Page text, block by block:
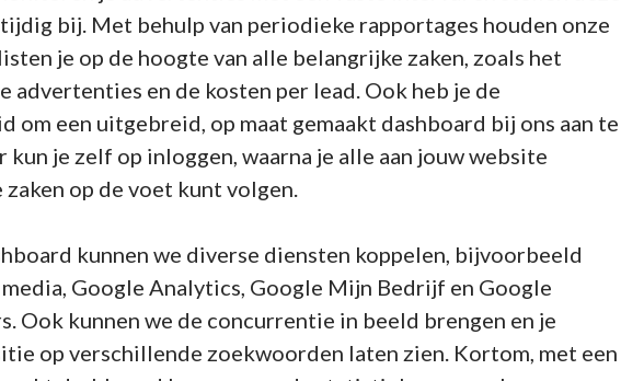
bij. Met behulp van periodieke rapportages houden onze
je op de hoogte van alle belangrijke zaken, zoals het
advertenties en de kosten per lead. Ook heb je de
om een uitgebreid, op maat gemaakt dashboard bij ons aan te
kun je zelf op inloggen, waarna je alle aan jouw website
zaken op de voet kunt volgen.
kunnen we diverse diensten koppelen, bijvoorbeeld
Google Analytics, Google Mijn Bedrijf en Google
Ook kunnen we de concurrentie in beeld brengen en je
op verschillende zoekwoorden laten zien. Kortom, met een